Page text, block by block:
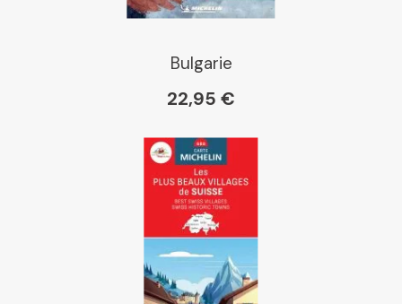
Bulgarie
22,95 €